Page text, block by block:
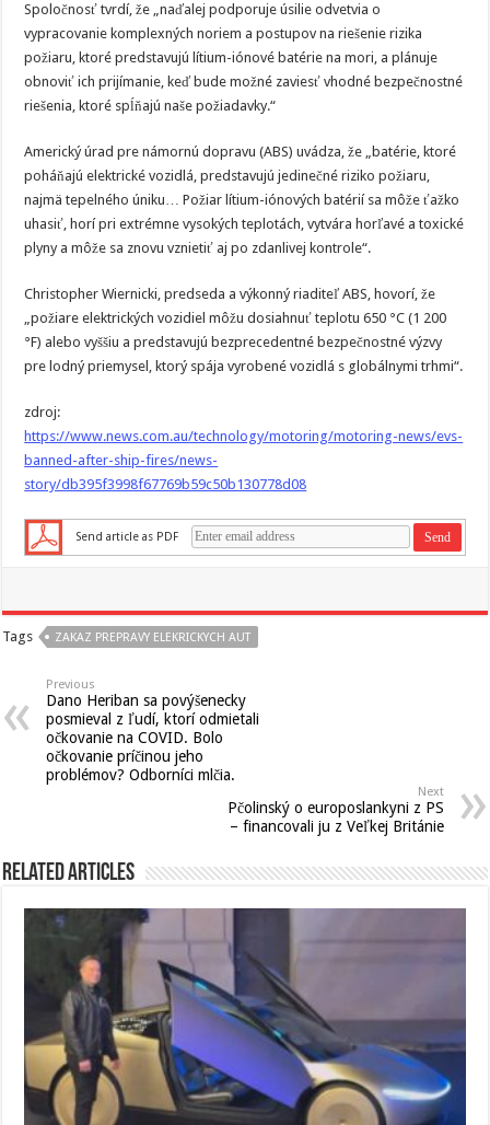
Spoločnosť tvrdí, že „naďalej podporuje úsilie odvetvia o
vypracovanie komplexných noriem a postupov na riešenie rizika
požiaru, ktoré predstavujú lítium-iónové batérie na mori, a plánuje
obnoviť ich prijímanie, keď bude možné zaviesť vhodné bezpečnostné
riešenia, ktoré spĺňajú naše požiadavky.“
Americký úrad pre námornú dopravu (ABS) uvádza, že „batérie, ktoré
poháňajú elektrické vozidlá, predstavujú jedinečné riziko požiaru,
najmä tepelného úniku… Požiar lítium-iónových batérií sa môže ťažko
uhasiť, horí pri extrémne vysokých teplotách, vytvára horľavé a toxické
plyny a môže sa znovu vznietiť aj po zdanlivej kontrole“.
Christopher Wiernicki, predseda a výkonný riaditeľ ABS, hovorí, že
„požiare elektrických vozidiel môžu dosiahnuť teplotu 650 °C (1 200
°F) alebo vyššiu a predstavujú bezprecedentné bezpečnostné výzvy
pre lodný priemysel, ktorý spája vyrobené vozidlá s globálnymi trhmi“.
zdroj:
https://www.news.com.au/technology/motoring/motoring-news/evs-
banned-after-ship-fires/news-
story/db395f3998f67769b59c50b130778d08
Send article as PDF
Tags ZAKAZ PREPRAVY ELEKRICKYCH AUT
Previous
Dano Heriban sa povýšenecky
posmieval z ľudí, ktorí odmietali
očkovanie na COVID. Bolo
očkovanie príčinou jeho
problémov? Odborníci mlčia.
Next
Pčolinský o europoslankyni z PS
– financovali ju z Veľkej Británie
Related Articles